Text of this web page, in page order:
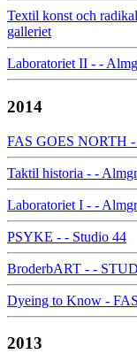
Textil konst och
galleriet
Laboratoriet II - -
2014
FAS GOES NORTH -
Taktil historia - -
Laboratoriet I - -
PSYKE - - Studio 44
BroderbART - -
Dyeing to Know -
2013